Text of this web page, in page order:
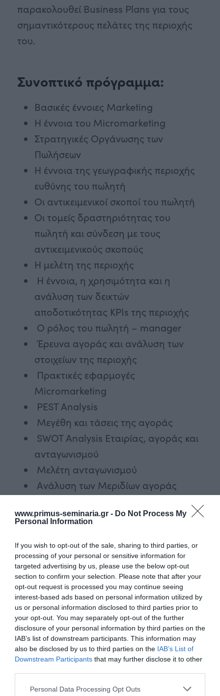
www.primus-seminaria.gr - Do Not Process My
Personal Information
If you wish to opt-out of the sale, sharing to third parties, or
processing of your personal or sensitive information for
targeted advertising by us, please use the below opt-out
section to confirm your selection. Please note that after your
opt-out request is processed you may continue seeing
interest-based ads based on personal information utilized by
us or personal information disclosed to third parties prior to
your opt-out. You may separately opt-out of the further
disclosure of your personal information by third parties on the
IAB’s list of downstream participants. This information may
also be disclosed by us to third parties on the IAB’s List of
Downstream Participants that may further disclose it to other
Please note that this website/app uses one or more Google
Personal Data Processing Opt Outs
παρακολουθεί Business Plans για τους
σημαντικότερους πελάτες της περιοχής
του.
Συνοπτικό πρόγραμμα:
Βασικές έννοιες Marketing
Η έννοια του Micromarketing
Στρατηγικές Οργάνωσης των
Πωλήσεων
Η έννοια της γεωγραφικής περιοχής
ευθύνης του πωλητή
Οι αντικειμενικοί σκοποί του πωλητή
Οι τομείς δραστηριότητας του
πωλητή και σύνδεση με τους
αντικειμενικούς σκοπούς
Η μελέτη της περιοχής
Η έννοια, η χρησιμότητα και η
ανάλυση των δεικτών
αποδοτικότητας KPIs της περιοχής
Ο ρόλος του πωλητή – manager
Έρευνα αγοράς και ανάλυση των
στοιχείων της περιοχής
Πρακτικές εφαρμογές
Micromarketing
PEST Analysis
Μεγέθη και τάσεις της αγοράς
SWOT Analysis Εταιρίας, αγοράς και
ανταγωνισμού
Μελέτη ανταγωνισμού
Ανάλυση των Μεριδίων αγοράς
περιοχής
Εποχικότητες επιδόσεων
Γεωγραφικές κατανομές
Τιμολογιακές πολιτικές
Πολιτικές Διανομής
Πολιτικές Προβολής
Διάρκεια: 12 ώρες
Εισηγητές